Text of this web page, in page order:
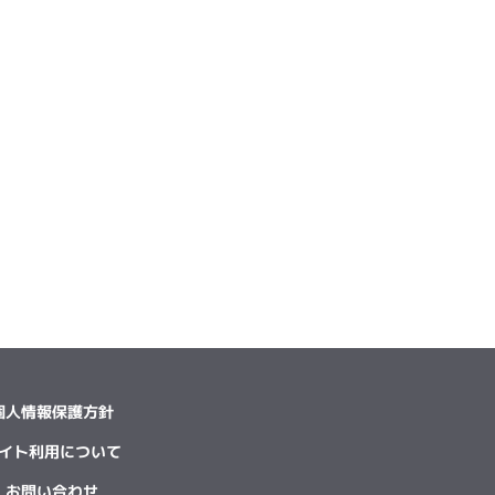
人情報保護方針
ト利用について
お問い合わせ